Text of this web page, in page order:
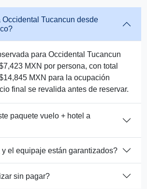
Tucancun desde
para Occidental Tucancun
MXN por persona, con total
MXN para la ocupación
final se revalida antes de reservar.
paquete vuelo + hotel a
el equipaje están garantizados?
sin pagar?